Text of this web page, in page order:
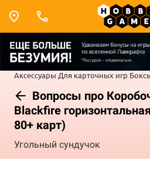
Аксессуары Для карточных игр
Вопросы про
Blackfire
80+ карт)
Угольный сундучок